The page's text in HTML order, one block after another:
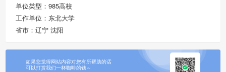
单位类型：985高校
工作单位：东北大学
省市：辽宁 沈阳
如果您觉得网站内容对您有所帮助的话
可以打赏我们一杯咖啡的钱～